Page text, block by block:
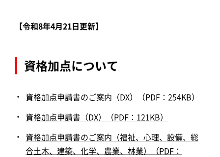
【令和8年4月21日更新】
資格加点について
資格加点申請書のご案内（DX）（PDF：254KB）
資格加点申請書（DX）（PDF：121KB）
資格加点申請書のご案内（福祉、心理、設備、総
合土木、建築、化学、農業、林業）（PDF：